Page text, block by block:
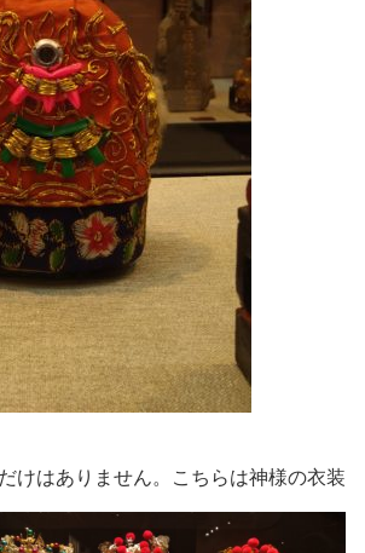
けはありません。こちらは神様の衣装